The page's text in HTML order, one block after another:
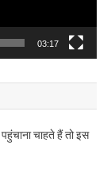
03:17
चाहते हैं तो इस